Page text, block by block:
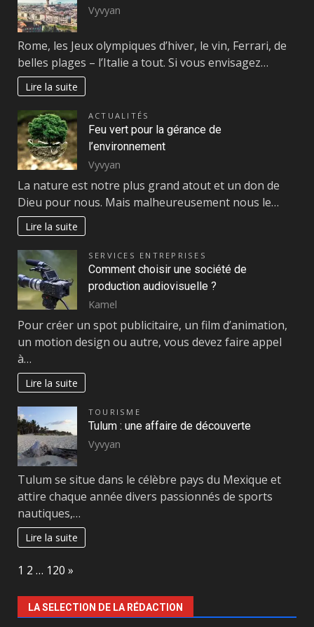
Vyvyan
Rome, les Jeux olympiques d’hiver, le vin, Ferrari, de
belles plages – l’Italie a tout. Si vous envisagez…
Lire la suite
ACTUALITÉS
Feu vert pour la gérance de
l’environnement
Vyvyan
La nature est notre plus grand atout et un don de
Dieu pour nous. Mais malheureusement nous le…
Lire la suite
SERVICES ENTREPRISES
Comment choisir une société de
production audiovisuelle ?
Kamel
Pour créer un spot publicitaire, un film d’animation,
un motion design ou autre, vous devez faire appel
à…
Lire la suite
TOURISME
Tulum : une affaire de découverte
Vyvyan
Tulum se situe dans le célèbre pays du Mexique et
attire chaque année divers passionnés de sports
nautiques,…
Lire la suite
Page:
1 2 … 120 Next
»
LA SELECTION DE LA RÉDACTION